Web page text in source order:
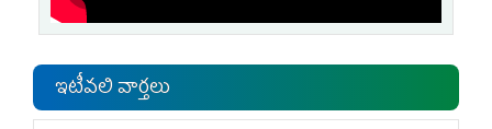
ఇటీవలి వార్తలు